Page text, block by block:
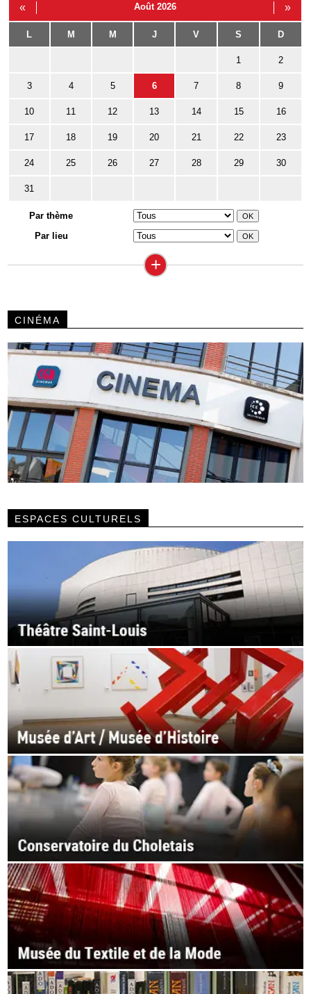
« Août 2026 »
L M M J V S D
1 2
3 4 5 6 7 8 9
10 11 12 13 14 15 16
17 18 19 20 21 22 23
24 25 26 27 28 29 30
31
Par thème
Par lieu
+
CINÉMA
ESPACES CULTURELS